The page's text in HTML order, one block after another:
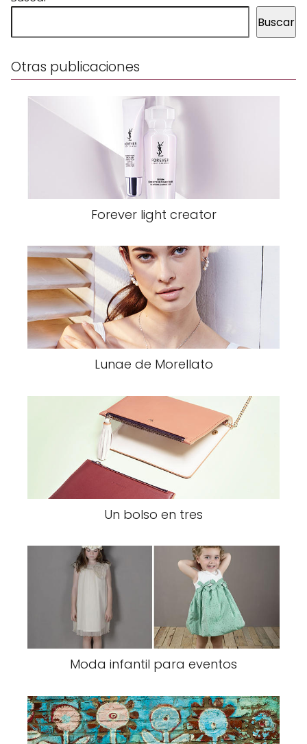
Buscar
Otras publicaciones
Forever light creator
Lunae de Morellato
Un bolso en tres
Moda infantil para eventos